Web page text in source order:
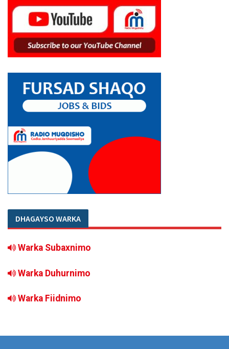
DHAGAYSO WARKA
Warka Subaxnimo
Warka Duhurnimo
Warka Fiidnimo